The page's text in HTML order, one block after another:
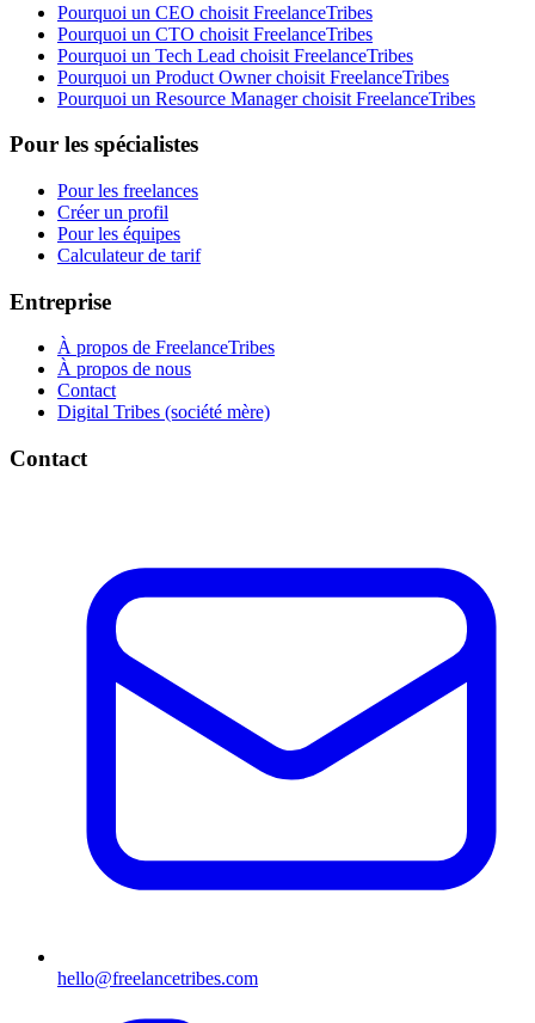
Pourquoi un CEO choisit FreelanceTribes
Pourquoi un CTO choisit FreelanceTribes
Pourquoi un Tech Lead choisit FreelanceTribes
Pourquoi un Product Owner choisit FreelanceTribes
Pourquoi un Resource Manager choisit FreelanceTribes
Pour les spécialistes
Pour les freelances
Créer un profil
Pour les équipes
Calculateur de tarif
Entreprise
À propos de FreelanceTribes
À propos de nous
Contact
Digital Tribes (société mère)
Contact
hello@freelancetribes.com